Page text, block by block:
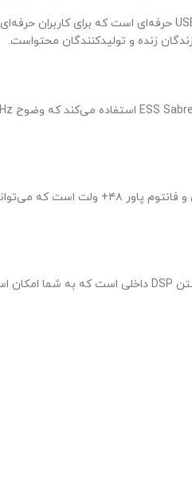
زنده و تولیدکنندگان محتواست.